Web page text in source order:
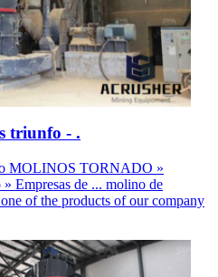
triunfo - .
MOLINOS TORNADO »
Empresas de ... molino de
of the products of our company